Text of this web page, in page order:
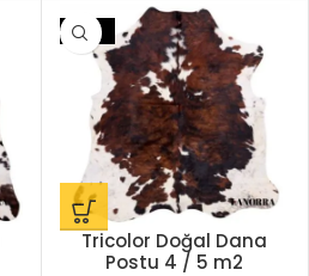
-24%
Tricolor Doğal Dana
Postu 4 / 5 m2